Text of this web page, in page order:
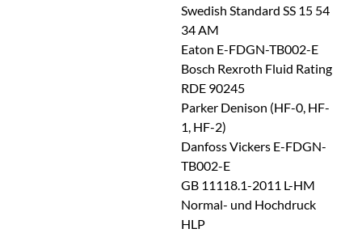
Swedish Standard SS 15 54
34 AM
Eaton E-FDGN-TB002-E
Bosch Rexroth Fluid Rating
RDE 90245
Parker Denison (HF-0, HF-
1, HF-2)
Danfoss Vickers E-FDGN-
TB002-E
GB 11118.1-2011 L-HM
Normal- und Hochdruck
HLP